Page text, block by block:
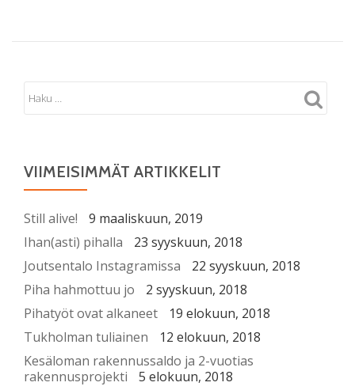
VIIMEISIMMÄT ARTIKKELIT
Still alive!
9 maaliskuun, 2019
Ihan(asti) pihalla
23 syyskuun, 2018
Joutsentalo Instagramissa
22 syyskuun, 2018
Piha hahmottuu jo
2 syyskuun, 2018
Pihatyöt ovat alkaneet
19 elokuun, 2018
Tukholman tuliainen
12 elokuun, 2018
Kesäloman rakennussaldo ja 2-vuotias
rakennusprojekti
5 elokuun, 2018